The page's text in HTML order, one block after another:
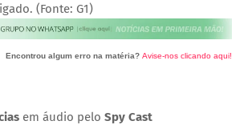
(Fonte: G1)
Encontrou algum erro na matéria? Avise-nos clicando aqui!
em áudio pelo Spy Cast